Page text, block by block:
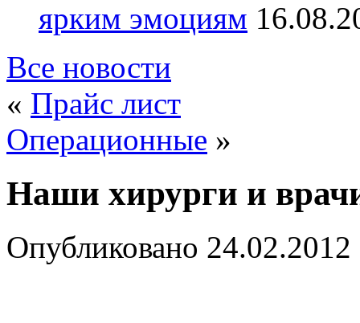
ярким эмоциям
Все новости
« Прайс лист
Операционные »
Наши хирурги и
Опубликовано 24.02.2012